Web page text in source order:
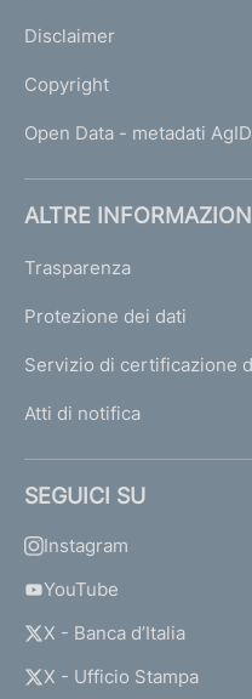
Disclaimer
Copyright
Open Data - metadati
ALTRE
Trasparenza
Protezione dei dati
Servizio di certificazione
Atti di notifica
SEGUICI SU
Instagram
YouTube
X - Banca d’Italia
X - Ufficio Stampa